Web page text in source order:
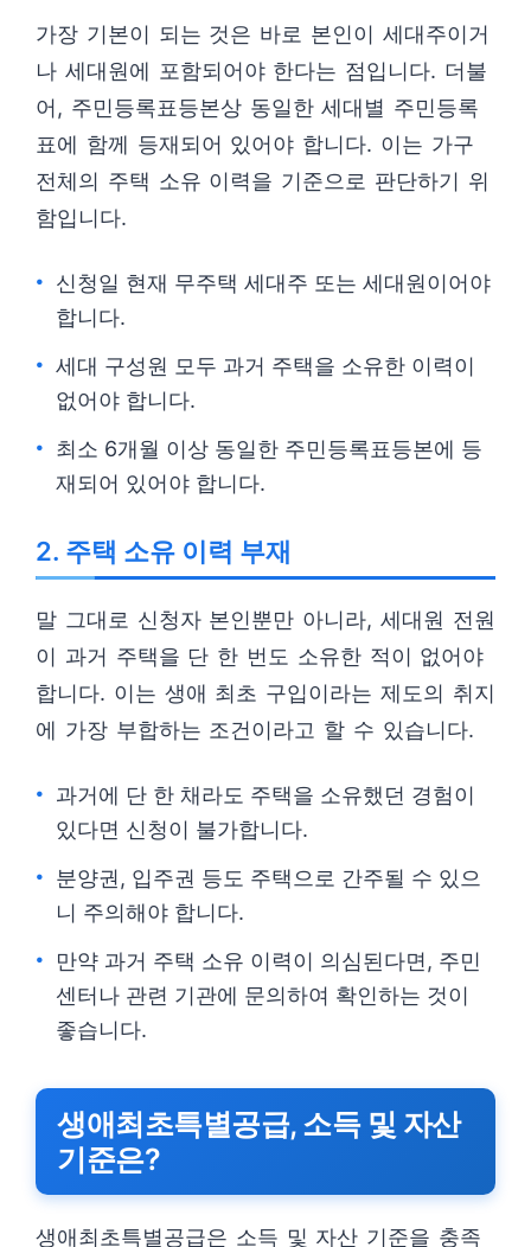
가장 기본이 되는 것은 바로 본인이 세대주이거
나 세대원에 포함되어야 한다는 점입니다. 더불
어, 주민등록표등본상 동일한 세대별 주민등록
표에 함께 등재되어 있어야 합니다. 이는 가구
전체의 주택 소유 이력을 기준으로 판단하기 위
함입니다.
신청일 현재 무주택 세대주 또는 세대원이어야
합니다.
세대 구성원 모두 과거 주택을 소유한 이력이
없어야 합니다.
최소 6개월 이상 동일한 주민등록표등본에 등
재되어 있어야 합니다.
2. 주택 소유 이력 부재
말 그대로 신청자 본인뿐만 아니라, 세대원 전원
이 과거 주택을 단 한 번도 소유한 적이 없어야
합니다. 이는 생애 최초 구입이라는 제도의 취지
에 가장 부합하는 조건이라고 할 수 있습니다.
과거에 단 한 채라도 주택을 소유했던 경험이
있다면 신청이 불가합니다.
분양권, 입주권 등도 주택으로 간주될 수 있으
니 주의해야 합니다.
만약 과거 주택 소유 이력이 의심된다면, 주민
센터나 관련 기관에 문의하여 확인하는 것이
좋습니다.
생애최초특별공급, 소득 및 자산
기준은?
생애최초특별공급은 소득 및 자산 기준을 충족